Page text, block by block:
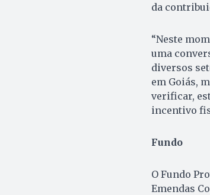
da
“Neste
uma
diversos
em Goiás,
verificar,
incentivo
Fundo
O Fundo
Emendas